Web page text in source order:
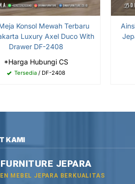
Konsol Mewah Terbaru
Luxury Axel Duco With
Drawer DF-2408
*Harga Hubungi CS
Tersedia / DF-2408
KAMI
JEPARA
MEBEL JEPARA BERKUALITAS